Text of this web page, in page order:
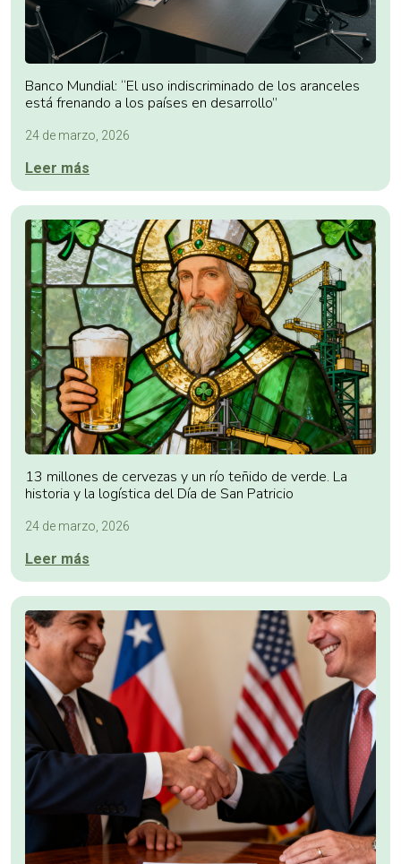
Banco Mundial: “El uso indiscriminado de los aranceles
está frenando a los países en desarrollo”
24 de marzo, 2026
Leer más
13 millones de cervezas y un río teñido de verde. La
historia y la logística del Día de San Patricio
24 de marzo, 2026
Leer más